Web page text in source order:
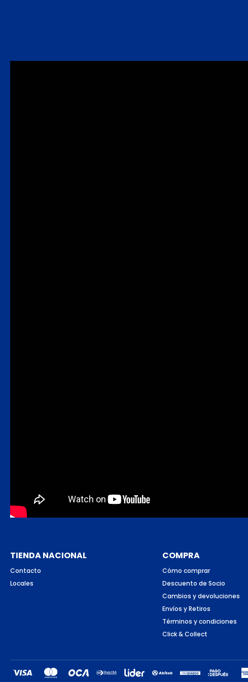
TIENDA NACIONAL
Contacto
Locales
COMPRA
Cómo comprar
Descuento de Socio
Cambios y devoluciones
Envíos y Retiros
Términos y condiciones
Click & Collect